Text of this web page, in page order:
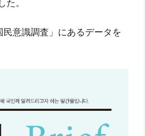
き株価操作であり、空前の国政
蝕む。
が示す現況は決して良くない。
。
意識調査」にあるデータを